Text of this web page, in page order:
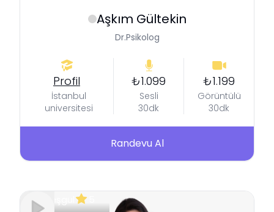
Aşkım Gültekin
Dr.Psikolog
Profil
İstanbul
universitesi
₺1.099
Sesli
30dk
₺1.199
Görüntülü
30dk
Randevu Al